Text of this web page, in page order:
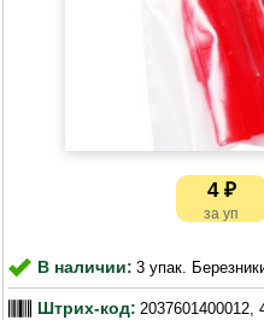
4 ₽
В наличии: 3 упак.
Штрих-код: 2037601400012,